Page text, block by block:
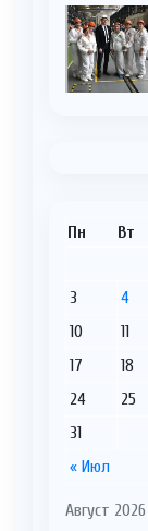
Август 2026
Пн Вт
« Июл
3
4
10
11
17
18
24
25
31